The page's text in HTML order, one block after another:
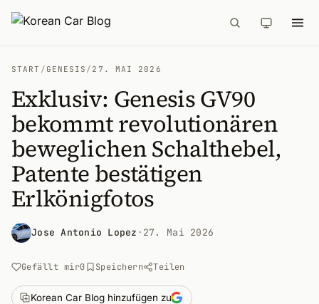
START / GENESIS / 27. MAI 2026
Exklusiv: Genesis GV90
bekommt revolutionären
beweglichen Schalthebel,
Patente bestätigen
Erlkönigfotos
Jose Antonio Lopez · 27. Mai 2026
Gefällt mir0 Speichern Teilen
Korean Car Blog hinzufügen zu